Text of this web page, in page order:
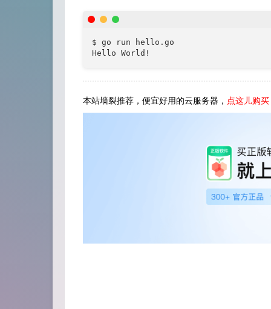
$ go run hello.go
Hello World!
本站墙裂推荐，便宜好用的云服务器， 点这儿购买